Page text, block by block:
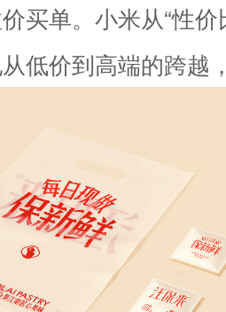
买单。小米从“性
低价到高端的跨越